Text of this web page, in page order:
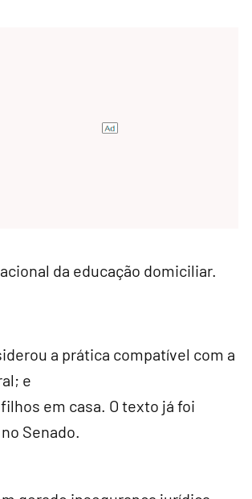
da educação domiciliar.
a prática compatível com a
e
em casa. O texto já foi
Senado.